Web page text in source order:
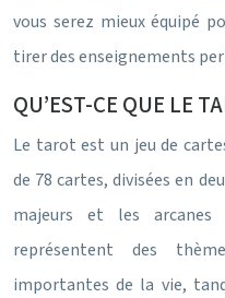
vous serez mieux équipé
tirer des enseignements
QU’EST-CE QUE LE
Le tarot est un jeu de
de 78 cartes, divisées en
majeurs et les arcanes
représentent des
importantes de la vie,